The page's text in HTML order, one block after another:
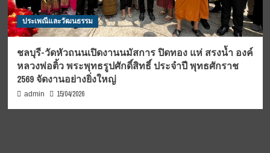
ประเพณีและวัฒนธรรม
ชลบุรี-วัดหัวถนนเปิดงานนมัสการ ปิดทอง แห่ สรงน้ำ องค์
หลวงพ่อติ้ว พระพุทธรูปศักดิ์สิทธิ์ ประจำปี พุทธศักราช
2569 จัดงานอย่างยิ่งใหญ่
admin 15/04/2026